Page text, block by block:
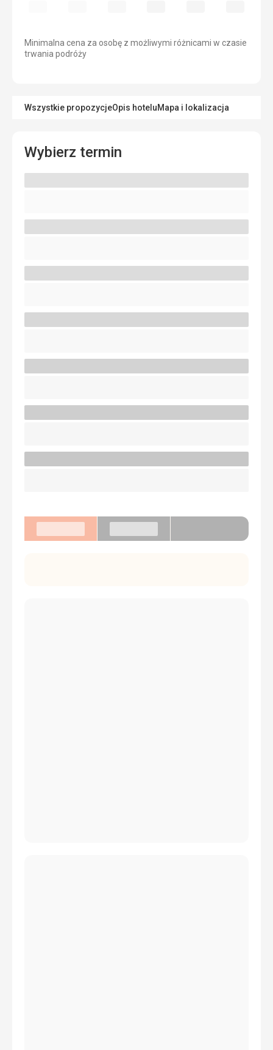
Minimalna cena za osobę z możliwymi różnicami w czasie
trwania podróży
Wszystkie propozycjeOpis hoteluMapa i lokalizacja
Wybierz termin